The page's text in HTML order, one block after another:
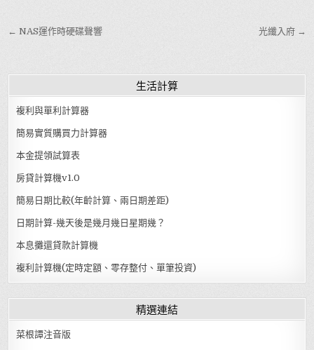
文章導覽 光纖入府 →
← NAS運作時硬碟聲響
生活計算
複利與單利計算器
簡易實質購買力計算器
本金提領試算表
房貸計算機v1.0
簡易日期比較(年齡計算、兩日期差距)
日期計算-幾天後是幾月幾日星期幾？
本息攤還貸款計算機
複利計算機(定時定額、零存整付、單筆投資)
精選連結
菜根譚注音版